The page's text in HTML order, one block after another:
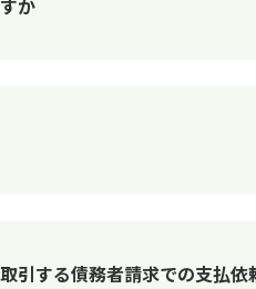
か
引する債務者請求での支払